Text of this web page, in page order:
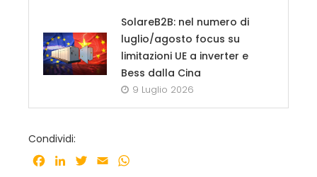
SolareB2B: nel numero di
luglio/agosto focus su
limitazioni UE a inverter e
Bess dalla Cina
9 Luglio 2026
Condividi:
Facebook
LinkedInTwitter
Email